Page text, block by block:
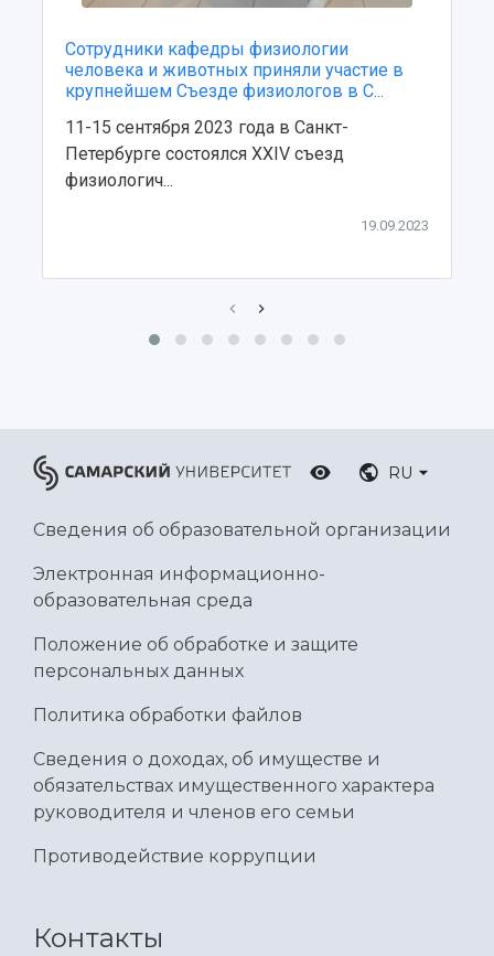
Сотрудники кафедры физиологии
человека и животных приняли участие в
крупнейшем Съезде физиологов в С...
11-15 сентября 2023 года в Санкт-
Петербурге состоялся XXIV съезд
физиологич...
19.09.2023
RU
Сведения об образовательной организации
Электронная информационно-
образовательная среда
Положение об обработке и защите
персональных данных
Политика обработки файлов
Сведения о доходах, об имуществе и
обязательствах имущественного характера
руководителя и членов его семьи
Противодействие коррупции
Контакты